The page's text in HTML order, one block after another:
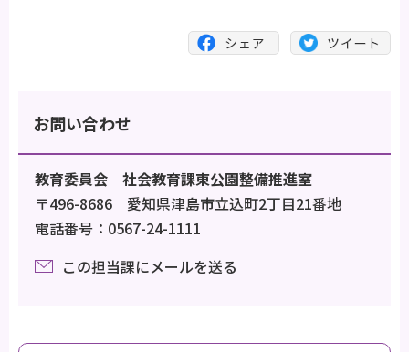
お問い合わせ
教育委員会 社会教育課東公園整備推進室
〒496-8686 愛知県津島市立込町2丁目21番地
電話番号：0567-24-1111
この担当課にメールを送る